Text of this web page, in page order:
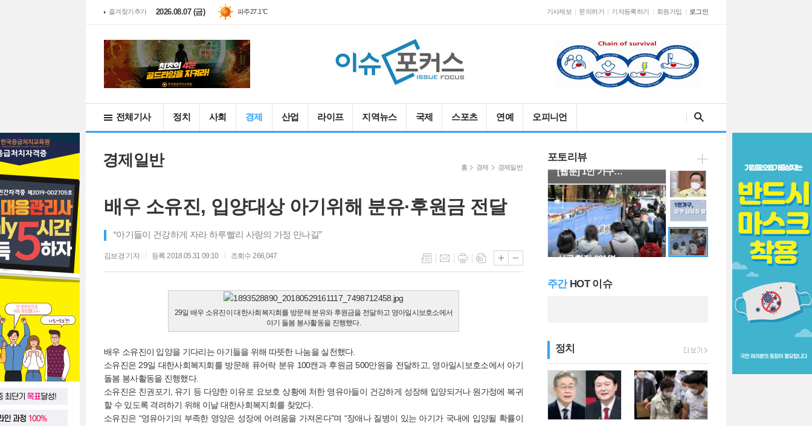
즐겨찾기추가 2026.08.07 (금) 파주27.1℃ 기사제보 문의하기 기자등록하기 회원가입 로그인
전체기사 정치 사회 경제 산업 라이프 지역뉴스 국제 스포츠 연예 오피니언
경제일반 홈 경제 경제일반
배우 소유진, 입양대상 아기위해 분유·후원금 전달
“아기들이 건강하게 자라 하루빨리 사랑의 가정 만나길”
김보경 기자 등록 2018.05.31 09:10 조회수 266,047
29일 배우 소유진이 대한사회복지회를 방문해 분유와 후원금을 전달하고 영아일시보호소에서
아기 돌봄 봉사활동을 진행했다.
배우 소유진이 입양을 기다리는 아기들을 위해 따뜻한 나눔을 실천했다.
소유진은 29일 대한사회복지회를 방문해 퓨어락 분유 100캔과 후원금 500만원을 전달하고, 영아일시보호소에서 아기
돌봄 봉사활동을 진행했다.
소유진은 친권포기, 유기 등 다양한 이유로 요보호 상황에 처한 영유아들이 건강하게 성장해 입양되거나 원가정에 복귀
할 수 있도록 격려하기 위해 이날 대한사회복지회를 찾았다.
소유진은 “영유아기의 부족한 영양은 성장에 어려움을 가져온다”며 “장애나 질병이 있는 아기가 국내에 입양될 확률이
포토리뷰
김 총리 "백신 1…
[웹툰] 1인 가구…
신규확진 661명,…
주간HOT 이슈
정치